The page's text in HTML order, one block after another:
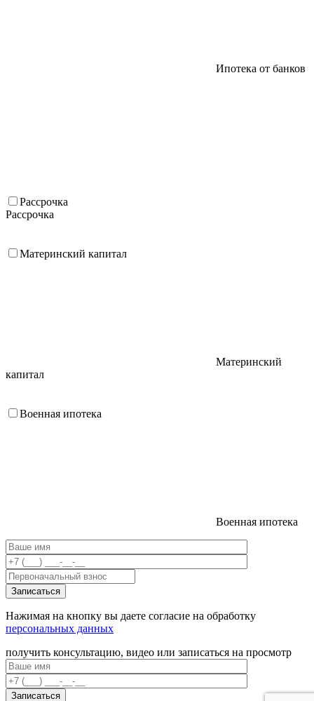
Ипотека от банков
Рассрочка
Рассрочка
Материнский капитал
Материнский
капитал
Военная ипотека
Военная ипотека
Нажимая на кнопку вы даете согласие на обработку
персональных данных
получить консультацию, видео или записаться на просмотр